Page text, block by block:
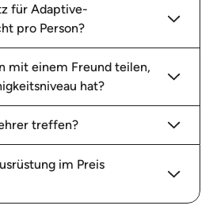
für Adaptive-
pro Person?
mit einem Freund teilen,
hat?
treffen?
im Preis